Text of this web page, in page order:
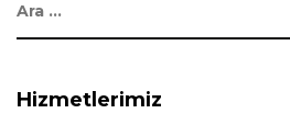
Hizmetlerimiz